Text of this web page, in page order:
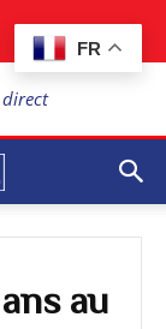
FR
direct
au